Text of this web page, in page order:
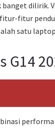
banget
fitur
satu
G14